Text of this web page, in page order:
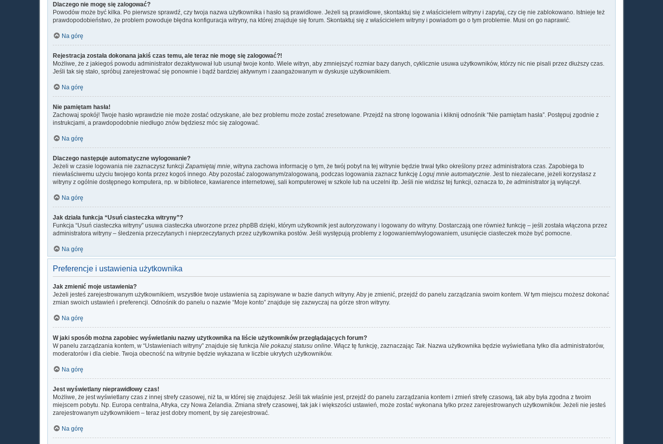
Dlaczego nie mogę się zalogować?
Powodów może być kilka. Po pierwsze sprawdź, czy twoja nazwa użytkownika i hasło są prawidłowe. Jeżeli są prawidłowe, skontaktuj się z właścicielem witryny i zapytaj, czy cię nie zablokowano. Istnieje też
prawdopodobieństwo, że problem powoduje błędna konfiguracja witryny, na której znajduje się forum. Skontaktuj się z właścicielem witryny i powiadom go o tym problemie. Musi on go naprawić.
Na górę
Rejestracja została dokonana jakiś czas temu, ale teraz nie mogę się zalogować?!
Możliwe, że z jakiegoś powodu administrator dezaktywował lub usunął twoje konto. Wiele witryn, aby zmniejszyć rozmiar bazy danych, cyklicznie usuwa użytkowników, którzy nic nie pisali przez dłuższy czas.
Jeśli tak się stało, spróbuj zarejestrować się ponownie i bądź bardziej aktywnym i zaangażowanym w dyskusje użytkownikiem.
Na górę
Nie pamiętam hasła!
Zachowaj spokój! Twoje hasło wprawdzie nie może zostać odzyskane, ale bez problemu może zostać zresetowane. Przejdź na stronę logowania i kliknij odnośnik “Nie pamiętam hasła”. Postępuj zgodnie z
instrukcjami, a prawdopodobnie niedługo znów będziesz móc się zalogować.
Na górę
Dlaczego następuje automatyczne wylogowanie?
Jeżeli w czasie logowania nie zaznaczysz funkcji Zapamiętaj mnie , witryna zachowa informację o tym, że twój pobyt na tej witrynie będzie trwał tylko określony przez administratora czas. Zapobiega to
niewłaściwemu użyciu twojego konta przez kogoś innego. Aby pozostać zalogowanym/zalogowaną, podczas logowania zaznacz funkcję Loguj mnie automatycznie . Jest to niezalecane, jeżeli korzystasz z
witryny z ogólnie dostępnego komputera, np. w bibliotece, kawiarence internetowej, sali komputerowej w szkole lub na uczelni itp. Jeśli nie widzisz tej funkcji, oznacza to, że administrator ją wyłączył.
Na górę
Jak działa funkcja “Usuń ciasteczka witryny”?
Funkcja “Usuń ciasteczka witryny” usuwa ciasteczka utworzone przez phpBB dzięki, którym użytkownik jest autoryzowany i logowany do witryny. Dostarczają one również funkcję – jeśli została włączona przez
administratora witryny – śledzenia przeczytanych i nieprzeczytanych przez użytkownika postów. Jeśli występują problemy z logowaniem/wylogowaniem, usunięcie ciasteczek może być pomocne.
Na górę
Preferencje i ustawienia użytkownika
Jak zmienić moje ustawienia?
Jeżeli jesteś zarejestrowanym użytkownikiem, wszystkie twoje ustawienia są zapisywane w bazie danych witryny. Aby je zmienić, przejdź do panelu zarządzania swoim kontem. W tym miejscu możesz dokonać
zmian swoich ustawień i preferencji. Odnośnik do panelu o nazwie “Moje konto” znajduje się zazwyczaj na górze stron witryny.
Na górę
W jaki sposób można zapobiec wyświetlaniu nazwy użytkownika na liście użytkowników przeglądających forum?
W panelu zarządzania kontem, w “Ustawieniach witryny” znajduje się funkcja Nie pokazuj statusu online . Włącz tę funkcję, zaznaczając Tak. Nazwa użytkownika będzie wyświetlana tylko dla administratorów,
moderatorów i dla ciebie. Twoja obecność na witrynie będzie wykazana w liczbie ukrytych użytkowników.
Na górę
Jest wyświetlany nieprawidłowy czas!
Możliwe, że jest wyświetlany czas z innej strefy czasowej, niż ta, w której się znajdujesz. Jeśli tak właśnie jest, przejdź do panelu zarządzania kontem i zmień strefę czasową, tak aby była zgodna z twoim
miejscem pobytu. Np. Europa centralna, Afryka, czy Nowa Zelandia. Zmiana strefy czasowej, tak jak i większości ustawień, może zostać wykonana tylko przez zarejestrowanych użytkowników. Jeżeli nie jesteś
zarejestrowanym użytkownikiem – teraz jest dobry moment, by się zarejestrować.
Na górę